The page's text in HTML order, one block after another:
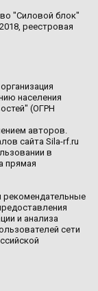
"Силовой блок"
реестровая
населения
(ОГРН
авторов.
сайта Sila-rf.ru
в
прямая
рекомендательные
и анализа
сети